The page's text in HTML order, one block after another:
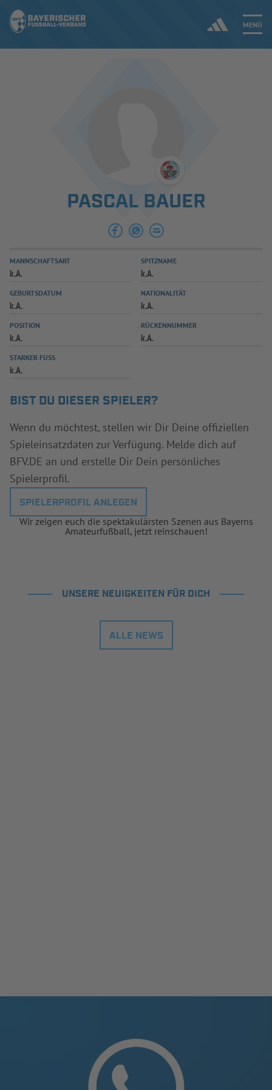
MENÜ
SPIELBETRIEB & VERBANDSLEBEN
AUSBILDUNG & FÖRDERUNG
SPIELPLUS
PASCAL BAUER
MANNSCHAFTSART
k.A.
SPITZNAME
k.A.
GEBURTSDATUM
k.A.
NATIONALITÄT
k.A.
POSITION
k.A.
RÜCKENNUMMER
k.A.
STARKER FUSS
k.A.
BIST DU DIESER SPIELER?
Wenn du möchtest, stellen wir Dir Deine offiziellen
Spieleinsatzdaten zur Verfügung. Melde dich auf
BFV.DE an und erstelle Dir Dein persönliches
Spielerprofil.
SPIELERPROFIL ANLEGEN
Wir zeigen euch die spektakulärsten Szenen aus Bayerns
Amateurfußball, jetzt reinschauen!
UNSERE NEUIGKEITEN FÜR DICH
ALLE NEWS